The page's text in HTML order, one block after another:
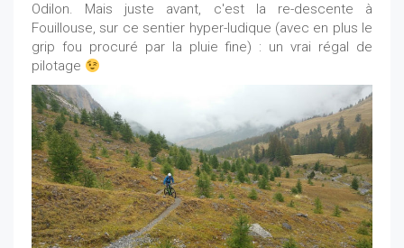
Odilon. Mais juste avant, c'est la re-descente à
Fouillouse, sur ce sentier hyper-ludique (avec en plus le
grip fou procuré par la pluie fine) : un vrai régal de
pilotage